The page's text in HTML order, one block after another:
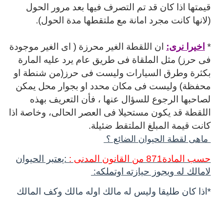
قيمتها اذا كان قد تم التصرف فيها بعد مرور الحول
(لانها كانت مجرد امانة مع ملتقطها مدة الحول).
* اخيرا نرى: ان اللقطة الغير محرزة ( اى الغير موجودة
فى حرز) مثل الملقاة فى طريق عام يرد عليه المارة
بكثرة وطرق السيارات وليست فى حرز(من شنطة او
محفظة) وليست فى مكان محدد او بجوار محل يمكن
لصاحبها الرجوع للسؤال عنها ، فأن التعريف بهذه
اللقطة قد يكون مستحيلا فى العصر الحالى، وخاصة اذا
كانت قيمة المبلغ الملتقط ضئيلة.
ماهى لقطة الحيوان الضائع ؟
حسب المادة871 من القانون المدنى :
:يعتبر الحيوان
لامالك له ويجوز حيازته اوتملكه:
*اذا كان طليقا وليس له مالك اوله مالك وكف المالك